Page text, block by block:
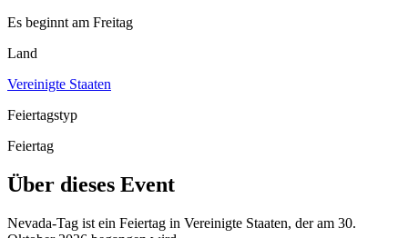
Es beginnt am Freitag
Land
Vereinigte Staaten
Feiertagstyp
Feiertag
Über dieses Event
Nevada-Tag ist ein Feiertag in Vereinigte Staaten, der am 30.